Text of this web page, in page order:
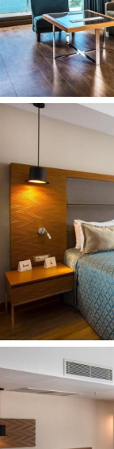
El.pašto
Internetinė
svetainė:
seas-sealight-